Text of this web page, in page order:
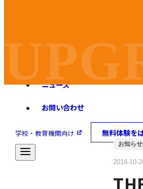
旧バージョンダウンロード
ニュース
お問い合わせ
学校・教育機関向け 無料体験を
お知らせ
2018-10-